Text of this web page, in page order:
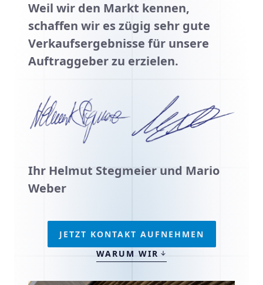
Weil wir den Markt kennen,
schaffen wir es zügig sehr gute
Verkaufsergebnisse für unsere
Auftraggeber zu erzielen.
Ihr Helmut Stegmeier und Mario
Weber
JETZT KONTAKT AUFNEHMEN
WARUM WIR